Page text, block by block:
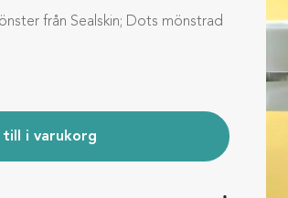
från Sealskin; Dots mönstrad
till i varukorg